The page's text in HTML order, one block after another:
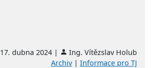
17. dubna 2024 |
Ing. Vítězslav Holub
Archiv| Informace pro TJ